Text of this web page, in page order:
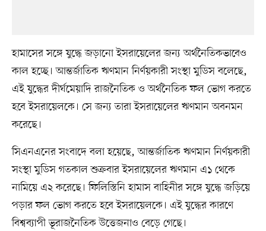
হামাসের সঙ্গে যুদ্ধে জড়ানো ইসরায়েলের জন্য অর্থনৈতিকভাবেও
কাল হচ্ছে। আন্তর্জাতিক ঋণমান নির্ণয়কারী সংস্থা মুডিস বলেছে,
এই যুদ্ধের দীর্ঘমেয়াদি রাজনৈতিক ও অর্থনৈতিক ফল ভোগ করতে
হবে ইসরায়েলকে। সে জন্য তারা ইসরায়েলের ঋণমান অবনমন
করেছে।
সিএনএনের সংবাদে বলা হয়েছে, আন্তর্জাতিক ঋণমান নির্ণয়কারী
সংস্থা মুডিস গতকাল শুক্রবার ইসরায়েলের ঋণমান এ১ থেকে
নামিয়ে এ২ করেছে। ফিলিস্তিনি হামাস বাহিনীর সঙ্গে যুদ্ধে জড়িয়ে
পড়ার ফল ভোগ করতে হবে ইসরায়েলকে। এই যুদ্ধের কারণে
বিশ্বব্যাপী ভূরাজনৈতিক উত্তেজনাও বেড়ে গেছে।